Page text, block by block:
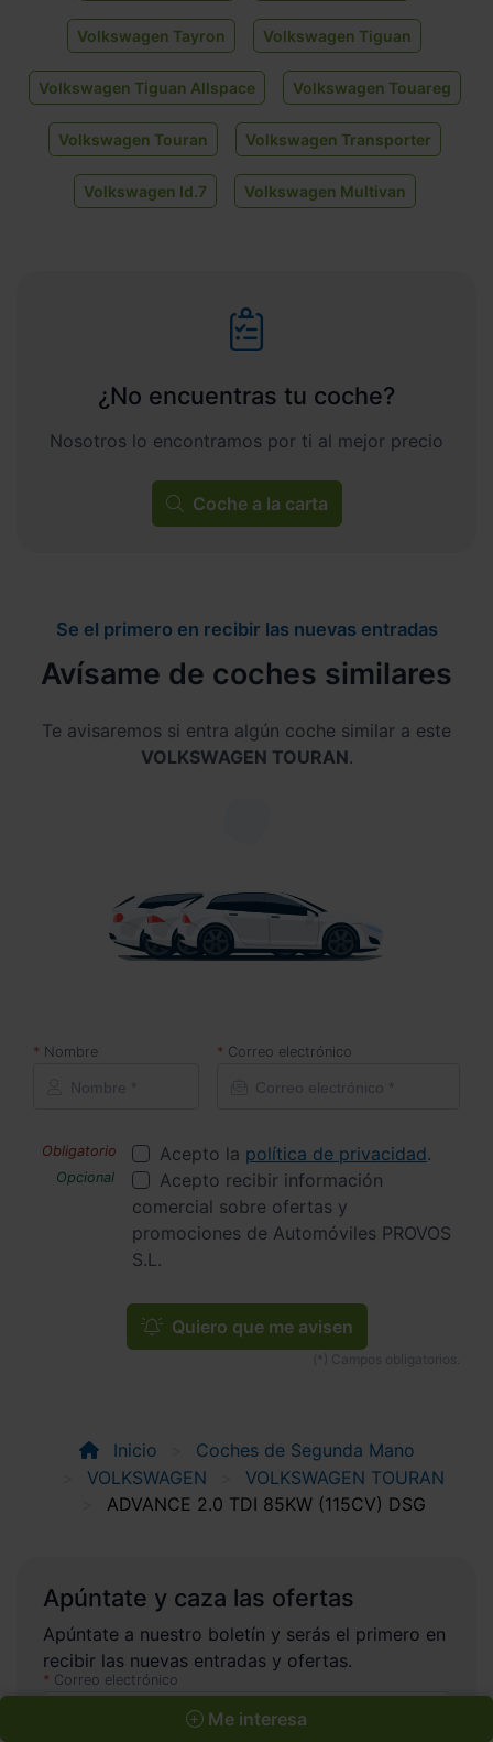
Volkswagen Tayron Volkswagen Tiguan
Volkswagen Tiguan Allspace Volkswagen Touareg
Volkswagen Touran Volkswagen Transporter
Volkswagen Id.7 Volkswagen Multivan
¿No encuentras tu coche?
Nosotros lo encontramos por ti al mejor precio
Coche a la carta
Se el primero en recibir las nuevas entradas
Avísame de coches similares
Te avisaremos si entra algún coche similar a este
VOLKSWAGEN TOURAN.
Nombre Correo electrónico
Acepto la política de privacidad.
Acepto recibir información
comercial sobre ofertas y
promociones de Automóviles PROVOS
S.L.
Quiero que me avisen
Me interesa
Inicio
Coches de Segunda Mano
VOLKSWAGEN
VOLKSWAGEN TOURAN
ADVANCE 2.0 TDI 85KW (115CV) DSG
Apúntate y caza las ofertas
Apúntate a nuestro boletín y serás el primero en
recibir las nuevas entradas y ofertas.
Correo electrónico